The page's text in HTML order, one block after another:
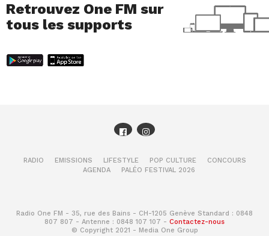
Retrouvez One FM sur
tous les supports
RADIO EMISSIONS LIFESTYLE POP CULTURE
CONCOURS
AGENDA
PALÉO FESTIVAL 2026
Radio One FM - 35, rue des Bains - CH-1205 Genève Standard : 0848
807 807 - Antenne : 0848 107 107 - Contactez-nous
© Copyright 2021 - Media One Group